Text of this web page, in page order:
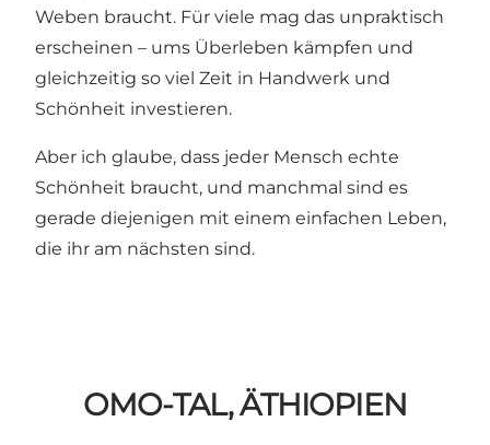
Weben braucht. Für viele mag das unpraktisch
erscheinen – ums Überleben kämpfen und
gleichzeitig so viel Zeit in Handwerk und
Schönheit investieren.
Aber ich glaube, dass jeder Mensch echte
Schönheit braucht, und manchmal sind es
gerade diejenigen mit einem einfachen Leben,
die ihr am nächsten sind.
OMO-TAL, ÄTHIOPIEN